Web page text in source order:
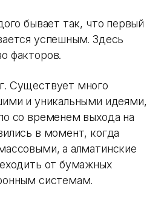
бывает так, что первый
успешным. Здесь
факторов.
Существует много
и уникальными идеями,
со временем выхода на
в момент, когда
а алматинские
от бумажных
системам.